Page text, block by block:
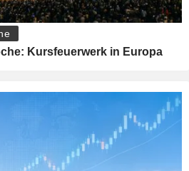
Kursfeuerwerk in Europa